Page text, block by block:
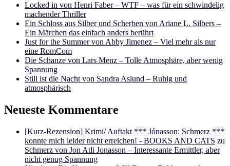
Locked in von Henri Faber – WTF – was für ein schwindelig
machender Thriller
Ein Schloss aus Silber und Scherben von Ariane L. Silbers –
Ein Märchen das einfach anders berührt
Just for the Summer von Abby Jimenez – Viel mehr als nur
eine RomCom
Die Schanze von Lars Menz – Tolle Atmosphäre, aber wenig
Spannung
Still ist die Nacht von Sandra Aslund – Ruhig und
atmosphärisch
Neueste Kommentare
[Kurz-Rezension] Krimi/ Auftakt *** Jónasson: Schmerz ***
konnte mich leider nicht erreichen! - BOOKS AND CATS zu
Schmerz von Jon Atli Jonasson – Interessante Ermittler, aber
nicht genug Spannung